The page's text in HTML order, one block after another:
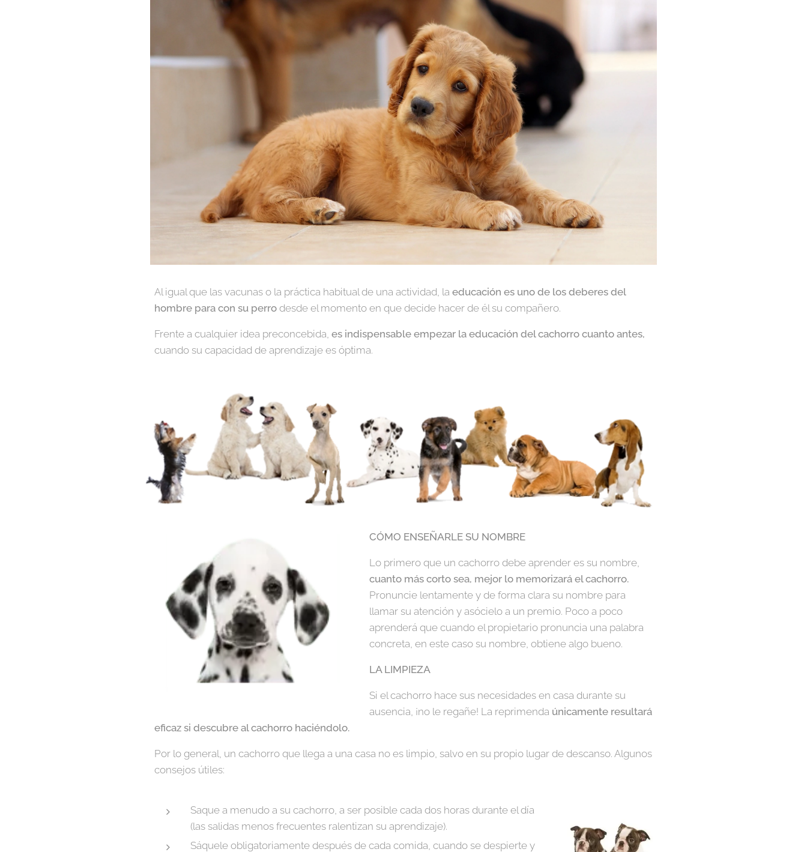
Al igual que las vacunas o la práctica habitual de una actividad, la educación es uno de los deberes del
hombre para con su perro desde el momento en que decide hacer de él su compañero.
Frente a cualquier idea preconcebida, es indispensable empezar la educación del cachorro cuanto antes,
cuando su capacidad de aprendizaje es óptima.
CÓMO ENSEÑARLE SU NOMBRE
Lo primero que un cachorro debe aprender es su nombre,
cuanto más corto sea, mejor lo memorizará el cachorro.
Pronuncie lentamente y de forma clara su nombre para
llamar su atención y asócielo a un premio. Poco a poco
aprenderá que cuando el propietario pronuncia una palabra
concreta, en este caso su nombre, obtiene algo bueno.
LA LIMPIEZA
Si el cachorro hace sus necesidades en casa durante su
ausencia, ¡no le regañe! La reprimenda únicamente resultará
eficaz si descubre al cachorro haciéndolo.
Por lo general, un cachorro que llega a una casa no es limpio, salvo en su propio lugar de descanso. Algunos
consejos útiles:
Saque a menudo a su cachorro, a ser posible cada dos horas durante el día
(las salidas menos frecuentes ralentizan su aprendizaje).
Sáquele obligatoriamente después de cada comida, cuando se despierte y